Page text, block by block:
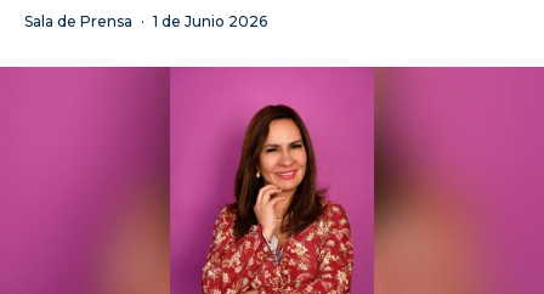
Sala de Prensa · 1 de Junio 2026